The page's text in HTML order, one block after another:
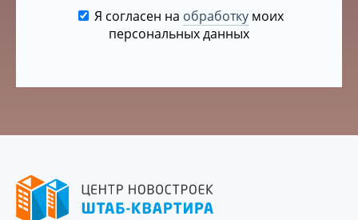
Я согласен на обработкумоих
персональных данных